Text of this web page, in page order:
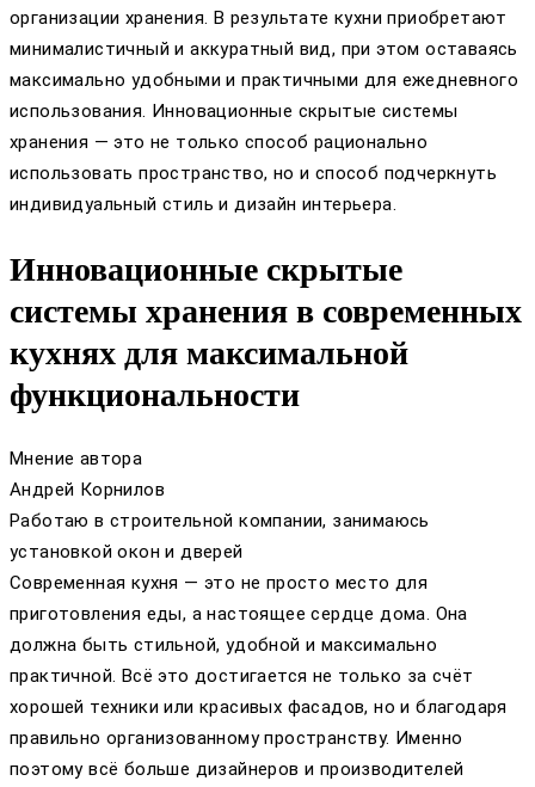
организации хранения. В результате кухни приобретают
минималистичный и аккуратный вид, при этом оставаясь
максимально удобными и практичными для ежедневного
использования. Инновационные скрытые системы
хранения — это не только способ рационально
использовать пространство, но и способ подчеркнуть
индивидуальный стиль и дизайн интерьера.
Инновационные скрытые
системы хранения в современных
кухнях для максимальной
функциональности
Мнение автора
Андрей Корнилов
Работаю в строительной компании, занимаюсь
установкой окон и дверей
Современная кухня — это не просто место для
приготовления еды, а настоящее сердце дома. Она
должна быть стильной, удобной и максимально
практичной. Всё это достигается не только за счёт
хорошей техники или красивых фасадов, но и благодаря
правильно организованному пространству. Именно
поэтому всё больше дизайнеров и производителей